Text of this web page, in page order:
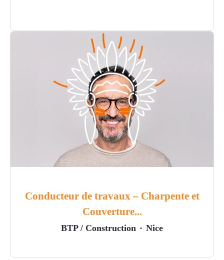
Conducteur de travaux – Charpente et
Couverture...
BTP / Construction · Nice